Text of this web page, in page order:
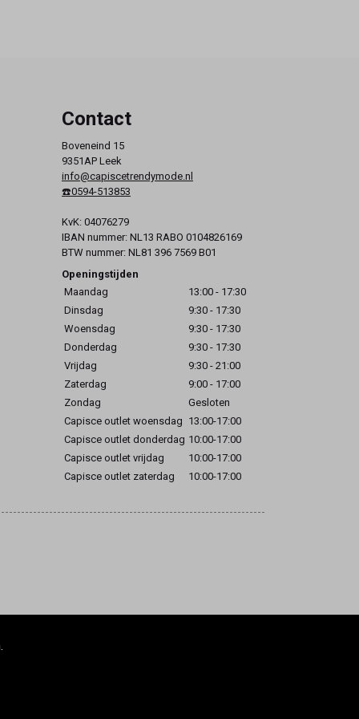
Contact
Boveneind 15
9351AP Leek
info@capiscetrendymode.nl
☎️0594-513853
KvK: 04076279
IBAN nummer: NL13 RABO 0104826169
BTW nummer: NL81 396 7569 B01
Openingstijden
Maandag
13:00 - 17:30
Dinsdag
9:30 - 17:30
Woensdag
9:30 - 17:30
Donderdag
9:30 - 17:30
Vrijdag
9:30 - 21:00
Zaterdag
9:00 - 17:00
Zondag
Gesloten
Capisce outlet woensdag 13:00-17:00
Capisce outlet donderdag 10:00-17:00
Capisce outlet vrijdag
10:00-17:00
Capisce outlet zaterdag
10:00-17:00